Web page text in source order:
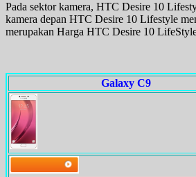
Pada sektor kamera, HTC Desire 10
kamera depan HTC Desire 10 Lifestyle
merupakan Harga HTC Desire 10
Galaxy C9